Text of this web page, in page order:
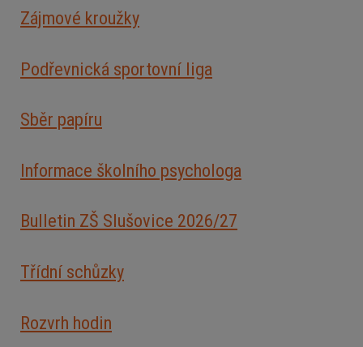
Zájmové kroužky
Podřevnická sportovní liga
Sběr papíru
Informace školního psychologa
Bulletin ZŠ Slušovice 2026/27
Třídní schůzky
Rozvrh hodin